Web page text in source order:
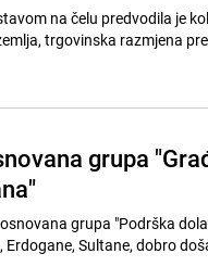
na čelu predvodila je
trgovinska razmjena
grupa
grupa "Podrška
Sultane, dobro